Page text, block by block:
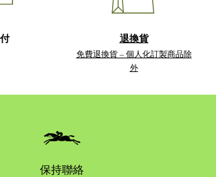
退換貨
免費退換貨 – 個人化訂製商品除
外
保持聯絡